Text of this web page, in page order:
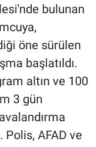
bulunan
öne sürülen
başlatıldı.
altın ve 100
3 gün
Polis, AFAD ve